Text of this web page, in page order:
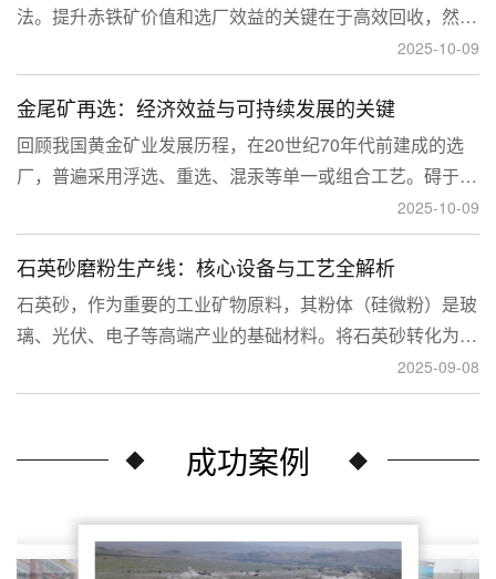
法。提升赤铁矿价值和选厂效益的关键在于高效回收，然
而，赤铁矿往往存在嵌布粒度细、易泥化、存在高硅铝杂质
等特征。利用传统的浮选工艺进行处理会面临回收率低、精
矿品位不稳定、药剂成本高等问题。
2025-10-09
金尾矿再选：经济效益与可持续发展的关键
回顾我国黄金矿业发展历程，在20世纪70年代前建成的选
厂，普遍采用浮选、重选、混汞等单一或组合工艺。碍于当
时选矿工艺水平的限制，回收率普遍较低，大量细粒金、包
裹金或与特定矿物共生的金流失到尾矿中，造成了巨大的经
济损失。
2025-10-09
石英砂磨粉生产线：核心设备与工艺全解析
石英砂，作为重要的工业矿物原料，其粉体（硅微粉）是玻
璃、光伏、电子等高端产业的基础材料。将石英砂转化为高
附加值的粉体，离不开一套专业的石英砂磨粉成套设备。本
文将从设备、工艺到应用，为您全面解析这条生产线。
2025-09-08
成功案例